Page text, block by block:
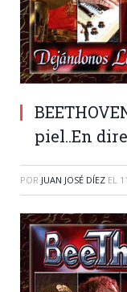
piel..En
POR JUAN JOSÉ DÍEZ EL